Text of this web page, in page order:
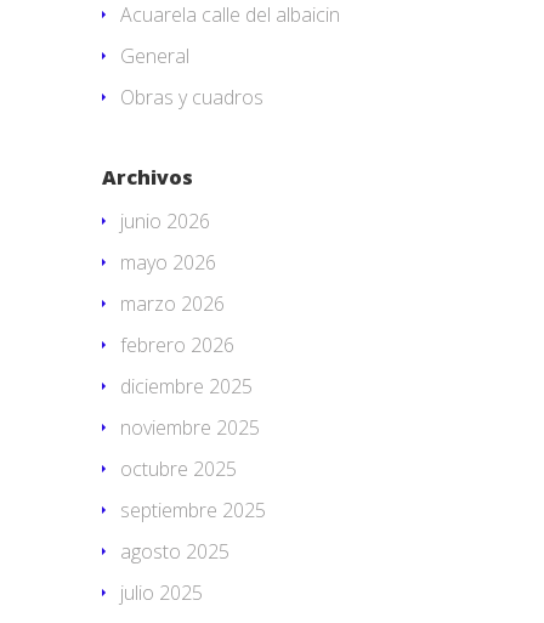
Acuarela calle del albaicin
General
Obras y cuadros
Archivos
junio 2026
mayo 2026
marzo 2026
febrero 2026
diciembre 2025
noviembre 2025
octubre 2025
septiembre 2025
agosto 2025
julio 2025